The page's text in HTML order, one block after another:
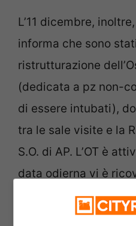
L’11 dicembre,
informa che sono
ristrutturazione
(dedicata a pz non-
di essere intubati),
tra le sale visite e la
S.O. di AP. L’OT è
data odierna vi è